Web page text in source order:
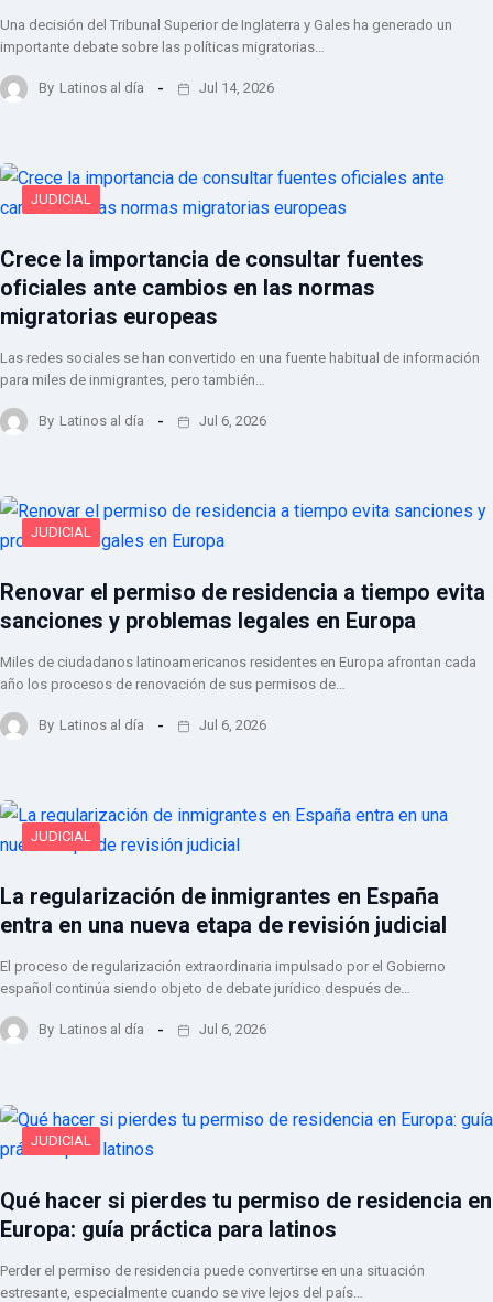
Una decisión del Tribunal Superior de Inglaterra y Gales ha generado un
importante debate sobre las políticas migratorias…
By Latinos al día Jul 14, 2026
JUDICIAL
Crece la importancia de consultar fuentes
oficiales ante cambios en las normas
migratorias europeas
Las redes sociales se han convertido en una fuente habitual de información
para miles de inmigrantes, pero también…
By Latinos al día Jul 6, 2026
JUDICIAL
Renovar el permiso de residencia a tiempo evita
sanciones y problemas legales en Europa
Miles de ciudadanos latinoamericanos residentes en Europa afrontan cada
año los procesos de renovación de sus permisos de…
By Latinos al día Jul 6, 2026
JUDICIAL
La regularización de inmigrantes en España
entra en una nueva etapa de revisión judicial
El proceso de regularización extraordinaria impulsado por el Gobierno
español continúa siendo objeto de debate jurídico después de…
By Latinos al día Jul 6, 2026
JUDICIAL
Qué hacer si pierdes tu permiso de residencia en
Europa: guía práctica para latinos
Perder el permiso de residencia puede convertirse en una situación
estresante, especialmente cuando se vive lejos del país…